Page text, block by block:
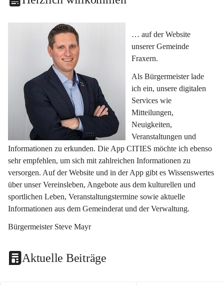
… auf der Website
unserer Gemeinde
Fraxern.
Als Bürgermeister lade
ich ein, unsere digitalen
Services wie
Mitteilungen,
Neuigkeiten,
Veranstaltungen und
Informationen zu erkunden. Die App CITIES möchte ich ebenso
sehr empfehlen, um sich mit zahlreichen Informationen zu
versorgen. Auf der Website und in der App gibt es Wissenswertes
über unser Vereinsleben, Angebote aus dem kulturellen und
sportlichen Leben, Veranstaltungstermine sowie aktuelle
Informationen aus dem Gemeinderat und der Verwaltung.
Bürgermeister Steve Mayr
Aktuelle Beiträge